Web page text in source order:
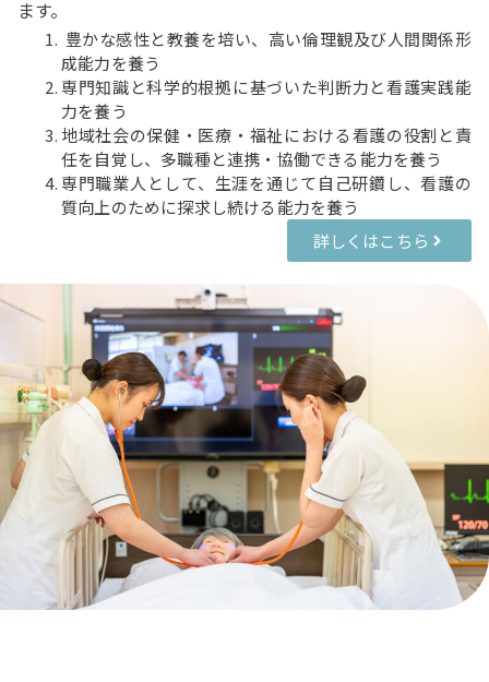
ます。
豊かな感性と教養を培い、高い倫理観及び人間関係形
成能力を養う
専門知識と科学的根拠に基づいた判断力と看護実践能
力を養う
地域社会の保健・医療・福祉における看護の役割と責
任を自覚し、多職種と連携・協働できる能力を養う
専門職業人として、生涯を通じて自己研鑽し、看護の
質向上のために探求し続ける能力を養う
詳しくはこちら